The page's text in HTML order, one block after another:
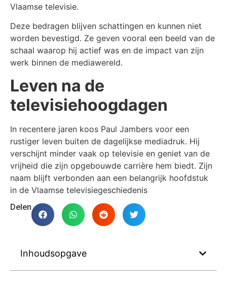
Vlaamse televisie.
Deze bedragen blijven schattingen en kunnen niet
worden bevestigd. Ze geven vooral een beeld van de
schaal waarop hij actief was en de impact van zijn
werk binnen de mediawereld.
Leven na de
televisiehoogdagen
In recentere jaren koos Paul Jambers voor een
rustiger leven buiten de dagelijkse mediadruk. Hij
verschijnt minder vaak op televisie en geniet van de
vrijheid die zijn opgebouwde carrière hem biedt. Zijn
naam blijft verbonden aan een belangrijk hoofdstuk
in de Vlaamse televisiegeschiedenis
Delen
Inhoudsopgave